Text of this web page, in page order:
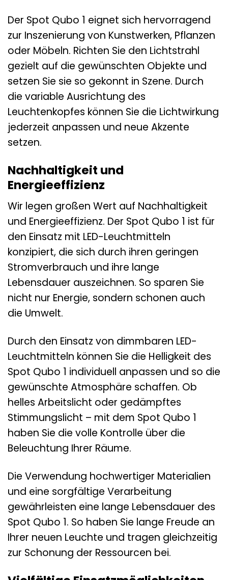
Der Spot Qubo 1 eignet sich hervorragend
zur Inszenierung von Kunstwerken, Pflanzen
oder Möbeln. Richten Sie den Lichtstrahl
gezielt auf die gewünschten Objekte und
setzen Sie sie so gekonnt in Szene. Durch
die variable Ausrichtung des
Leuchtenkopfes können Sie die Lichtwirkung
jederzeit anpassen und neue Akzente
setzen.
Nachhaltigkeit und
Energieeffizienz
Wir legen großen Wert auf Nachhaltigkeit
und Energieeffizienz. Der Spot Qubo 1 ist für
den Einsatz mit LED-Leuchtmitteln
konzipiert, die sich durch ihren geringen
Stromverbrauch und ihre lange
Lebensdauer auszeichnen. So sparen Sie
nicht nur Energie, sondern schonen auch
die Umwelt.
Durch den Einsatz von dimmbaren LED-
Leuchtmitteln können Sie die Helligkeit des
Spot Qubo 1 individuell anpassen und so die
gewünschte Atmosphäre schaffen. Ob
helles Arbeitslicht oder gedämpftes
Stimmungslicht – mit dem Spot Qubo 1
haben Sie die volle Kontrolle über die
Beleuchtung Ihrer Räume.
Die Verwendung hochwertiger Materialien
und eine sorgfältige Verarbeitung
gewährleisten eine lange Lebensdauer des
Spot Qubo 1. So haben Sie lange Freude an
Ihrer neuen Leuchte und tragen gleichzeitig
zur Schonung der Ressourcen bei.